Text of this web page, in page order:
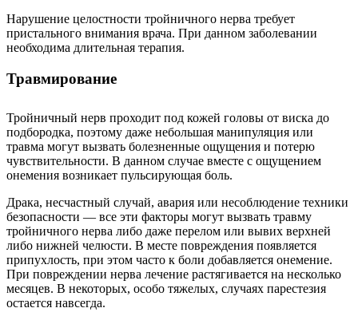
Нарушение целостности тройничного нерва требует
пристального внимания врача. При данном заболевании
необходима длительная терапия.
Травмирование
Тройничный нерв проходит под кожей головы от виска до
подбородка, поэтому даже небольшая манипуляция или
травма могут вызвать болезненные ощущения и потерю
чувствительности. В данном случае вместе с ощущением
онемения возникает пульсирующая боль.
Драка, несчастный случай, авария или несоблюдение техники
безопасности — все эти факторы могут вызвать травму
тройничного нерва либо даже перелом или вывих верхней
либо нижней челюсти. В месте повреждения появляется
припухлость, при этом часто к боли добавляется онемение.
При повреждении нерва лечение растягивается на несколько
месяцев. В некоторых, особо тяжелых, случаях парестезия
остается навсегда.